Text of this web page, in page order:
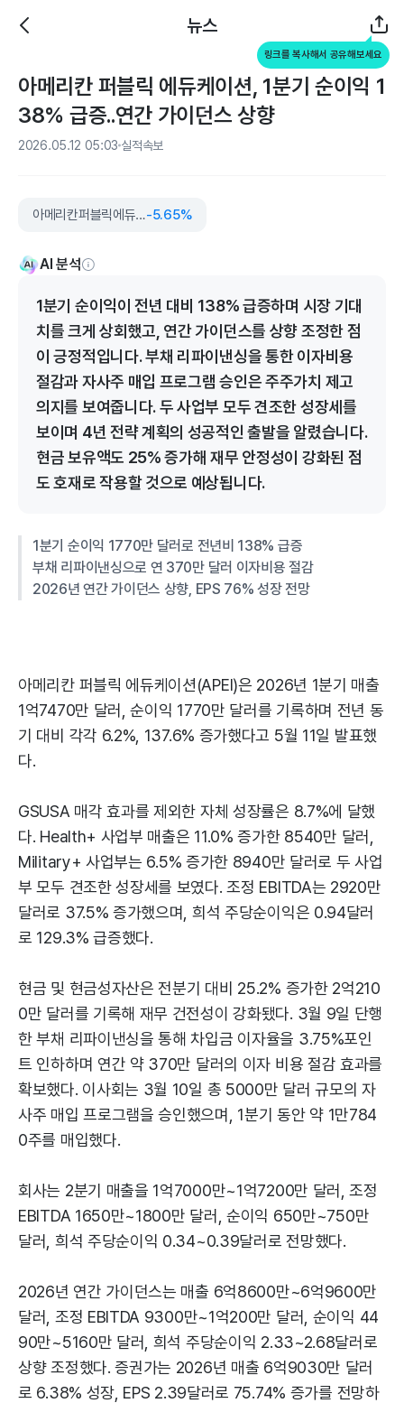
뉴스
링크를 복사해서 공유해보세요
아메리칸 퍼블릭 에듀케이션, 1분기 순이익 1
38% 급증..연간 가이던스 상향
2026.05.12 05:03 실적속보
아메리칸퍼블릭에듀케이션-5.65%
AI 분석
1분기 순이익이 전년 대비 138% 급증하며 시장 기대
치를 크게 상회했고, 연간 가이던스를 상향 조정한 점
이 긍정적입니다. 부채 리파이낸싱을 통한 이자비용
절감과 자사주 매입 프로그램 승인은 주주가치 제고
의지를 보여줍니다. 두 사업부 모두 견조한 성장세를
보이며 4년 전략 계획의 성공적인 출발을 알렸습니다.
현금 보유액도 25% 증가해 재무 안정성이 강화된 점
도 호재로 작용할 것으로 예상됩니다.
1분기 순이익 1770만 달러로 전년비 138% 급증
부채 리파이낸싱으로 연 370만 달러 이자비용 절감
2026년 연간 가이던스 상향, EPS 76% 성장 전망
아메리칸 퍼블릭 에듀케이션(APEI)은 2026년 1분기 매출
1억7470만 달러, 순이익 1770만 달러를 기록하며 전년 동
기 대비 각각 6.2%, 137.6% 증가했다고 5월 11일 발표했
다.
GSUSA 매각 효과를 제외한 자체 성장률은 8.7%에 달했
다. Health+ 사업부 매출은 11.0% 증가한 8540만 달러,
Military+ 사업부는 6.5% 증가한 8940만 달러로 두 사업
부 모두 견조한 성장세를 보였다. 조정 EBITDA는 2920만
달러로 37.5% 증가했으며, 희석 주당순이익은 0.94달러
로 129.3% 급증했다.
현금 및 현금성자산은 전분기 대비 25.2% 증가한 2억210
0만 달러를 기록해 재무 건전성이 강화됐다. 3월 9일 단행
한 부채 리파이낸싱을 통해 차입금 이자율을 3.75%포인
트 인하하며 연간 약 370만 달러의 이자 비용 절감 효과를
확보했다. 이사회는 3월 10일 총 5000만 달러 규모의 자
사주 매입 프로그램을 승인했으며, 1분기 동안 약 1만784
0주를 매입했다.
회사는 2분기 매출을 1억7000만~1억7200만 달러, 조정
EBITDA 1650만~1800만 달러, 순이익 650만~750만
달러, 희석 주당순이익 0.34~0.39달러로 전망했다.
2026년 연간 가이던스는 매출 6억8600만~6억9600만
달러, 조정 EBITDA 9300만~1억200만 달러, 순이익 44
90만~5160만 달러, 희석 주당순이익 2.33~2.68달러로
상향 조정했다. 증권가는 2026년 매출 6억9030만 달러
로 6.38% 성장, EPS 2.39달러로 75.74% 증가를 전망하